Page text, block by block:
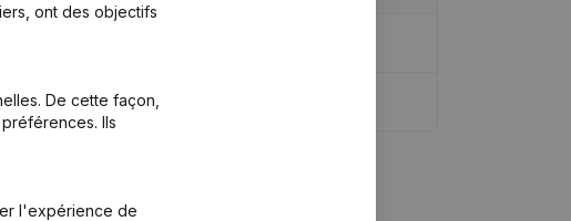
(NL)
ont des objectifs
De cette façon,
Ils
l'expérience de